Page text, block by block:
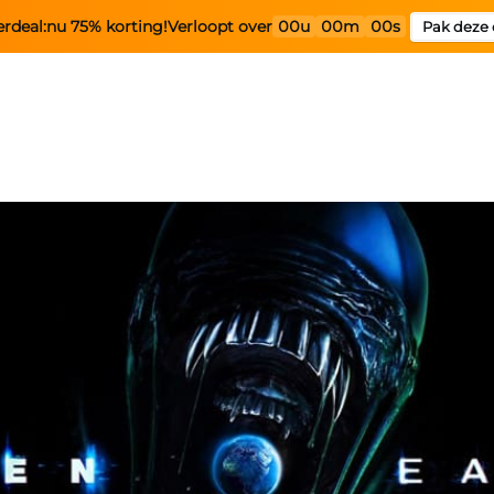
nu 75% korting!Verloopt over 00u 00m 00s Pak deze